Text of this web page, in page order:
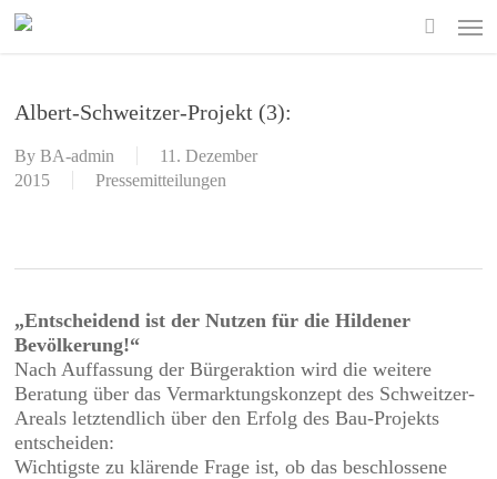
Skip
Albert-Schweitzer-Projekt (3):
By BA-admin
11. Dezember
2015
Pressemitteilungen
„Entscheidend ist der Nutzen für die Hildener
Bevölkerung!“
Nach Auffassung der Bürgeraktion wird die weitere
Beratung über das Vermarktungskonzept des Schweitzer-
Areals letztendlich über den Erfolg des Bau-Projekts
entscheiden:
Wichtigste zu klärende Frage ist, ob das beschlossene